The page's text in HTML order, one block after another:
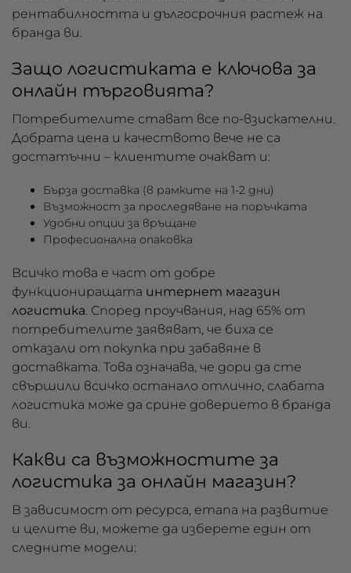
рентабилността и дългосрочния растеж на
бранда ви.
Защо логистиката е ключова за
онлайн търговията?
Потребителите стават все по-взискателни.
Добрата цена и качеството вече не са
достатъчни – клиентите очакват и:
Бърза доставка (в рамките на 1-2 дни)
Възможност за проследяване на поръчката
Удобни опции за връщане
Професионална опаковка
Всичко това е част от добре
функциониращата интернет магазин
логистика. Според проучвания, над 65% от
потребителите заявяват, че биха се
отказали от покупка при забавяне в
доставката. Това означава, че дори да сте
свършили всичко останало отлично, слабата
логистика може да срине доверието в бранда
ви.
Какви са възможностите за
логистика за онлайн магазин?
В зависимост от ресурса, етапа на развитие
и целите ви, можете да изберете един от
следните модели: